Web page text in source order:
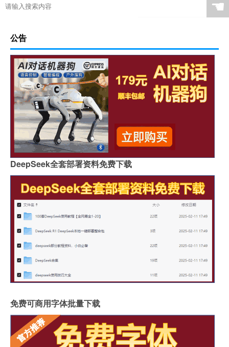
☚
公告
DeepSeek全套部署资料免费下载
免费可商用字体批量下载